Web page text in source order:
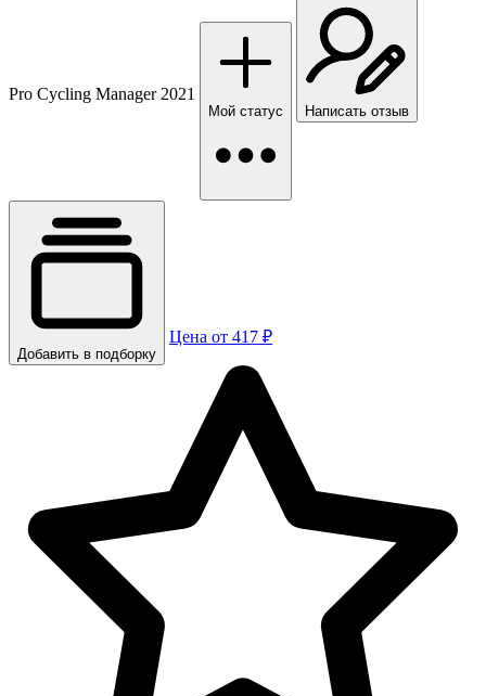
Pro Cycling Manager 2021
Мой статус Написать отзыв
Добавить в подборку
Цена от 417 ₽